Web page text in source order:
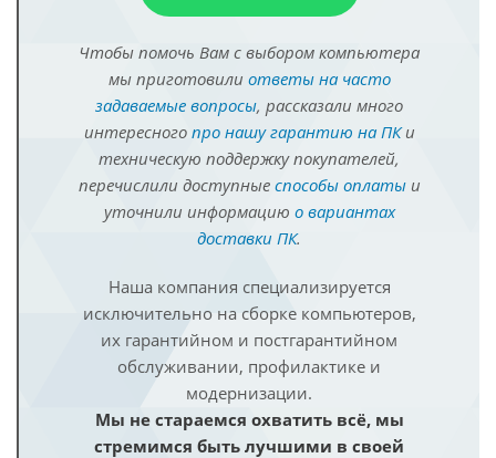
Чтобы помочь Вам с выбором компьютера
мы приготовили ответы на часто
задаваемые вопросы, рассказали много
интересного про нашу гарантию на ПКи
техническую поддержку покупателей,
перечислили доступные способы оплатыи
уточнили информацию о вариантах
доставки ПК.
Наша компания специализируется
исключительно на сборке компьютеров,
их гарантийном и постгарантийном
обслуживании, профилактике и
модернизации.
Мы не стараемся охватить всё, мы
стремимся быть лучшими в своей